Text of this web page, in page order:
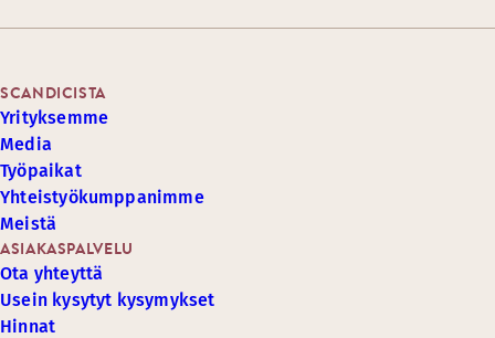
ASIAKASPALVELU
Ota yhteyttä
Usein kysytyt kysymykset
Hinnat
SCANDICISTA
Yrityksemme
Media
Työpaikat
Yhteistyökumppanimme
Meistä